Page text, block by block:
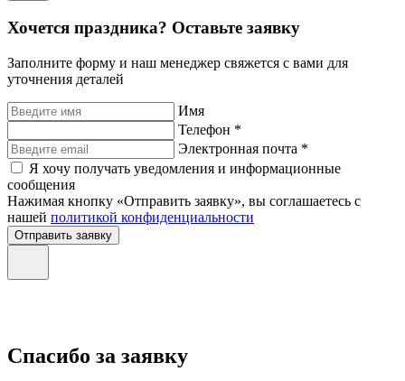
Хочется праздника? Оставьте заявку
Заполните форму и наш менеджер свяжется с вами для
уточнения деталей
Имя
Телефон *
Электронная почта *
Я хочу получать уведомления и информационные
сообщения
Нажимая кнопку «Отправить заявку», вы соглашаетесь с
нашей политикой конфиденциальности
Отправить заявку
Спасибо за заявку